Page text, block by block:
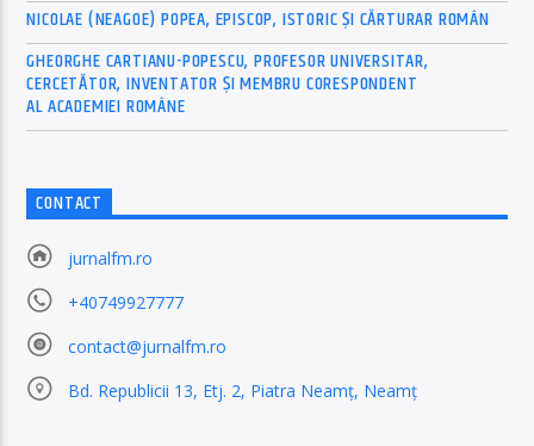
NICOLAE (NEAGOE) POPEA, EPISCOP, ISTORIC ȘI CĂRTURAR ROMÂN
GHEORGHE CARTIANU-POPESCU, PROFESOR UNIVERSITAR,
CERCETĂTOR, INVENTATOR ȘI MEMBRU CORESPONDENT
AL ACADEMIEI ROMÂNE
CONTACT
jurnalfm.ro
+40749927777
contact@jurnalfm.ro
Bd. Republicii 13, Etj. 2, Piatra Neamț, Neamț